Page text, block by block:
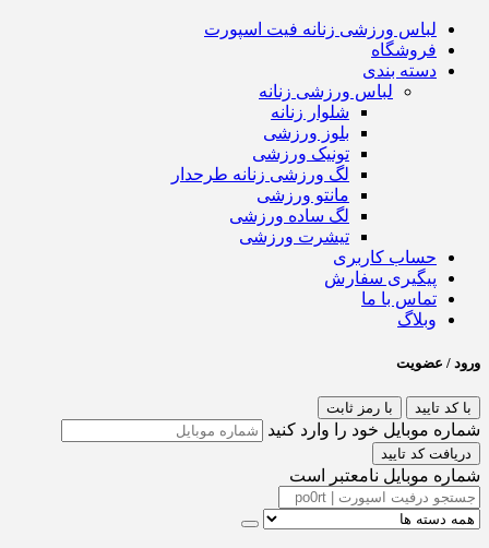
لباس ورزشی زنانه فیت اسپورت
فروشگاه
دسته بندی
لباس ورزشی زنانه
شلوار زنانه
بلوز ورزشی
تونیک ورزشی
لگ ورزشی زنانه طرحدار
مانتو ورزشی
لگ ساده ورزشی
تیشرت ورزشی
حساب کاربری
پیگیری سفارش
تماس با ما
وبلاگ
ورود / عضویت
با کد تایید با رمز ثابت
شماره موبایل خود را وارد کنید
دریافت کد تایید
شماره موبایل نامعتبر است